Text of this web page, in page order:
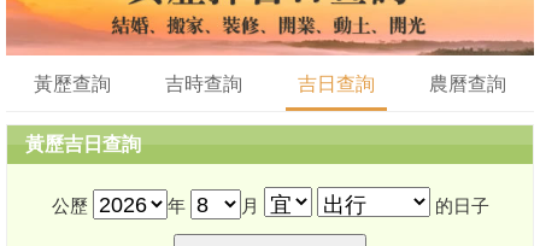
黃歷查詢 吉時查詢 吉日查詢 農曆查詢
黃歷吉日查詢
公歷 年 月 的日子